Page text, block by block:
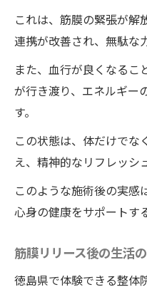
これは、筋膜の緊張が解
連携が改善され、無駄な
また、血行が良くなるこ
が行き渡り、エネルギー
す。
この状態は、体だけでな
え、精神的なリフレッシ
このような施術後の実感
心身の健康をサポートす
筋膜リリース後の生活
徳島県で体験できる整体